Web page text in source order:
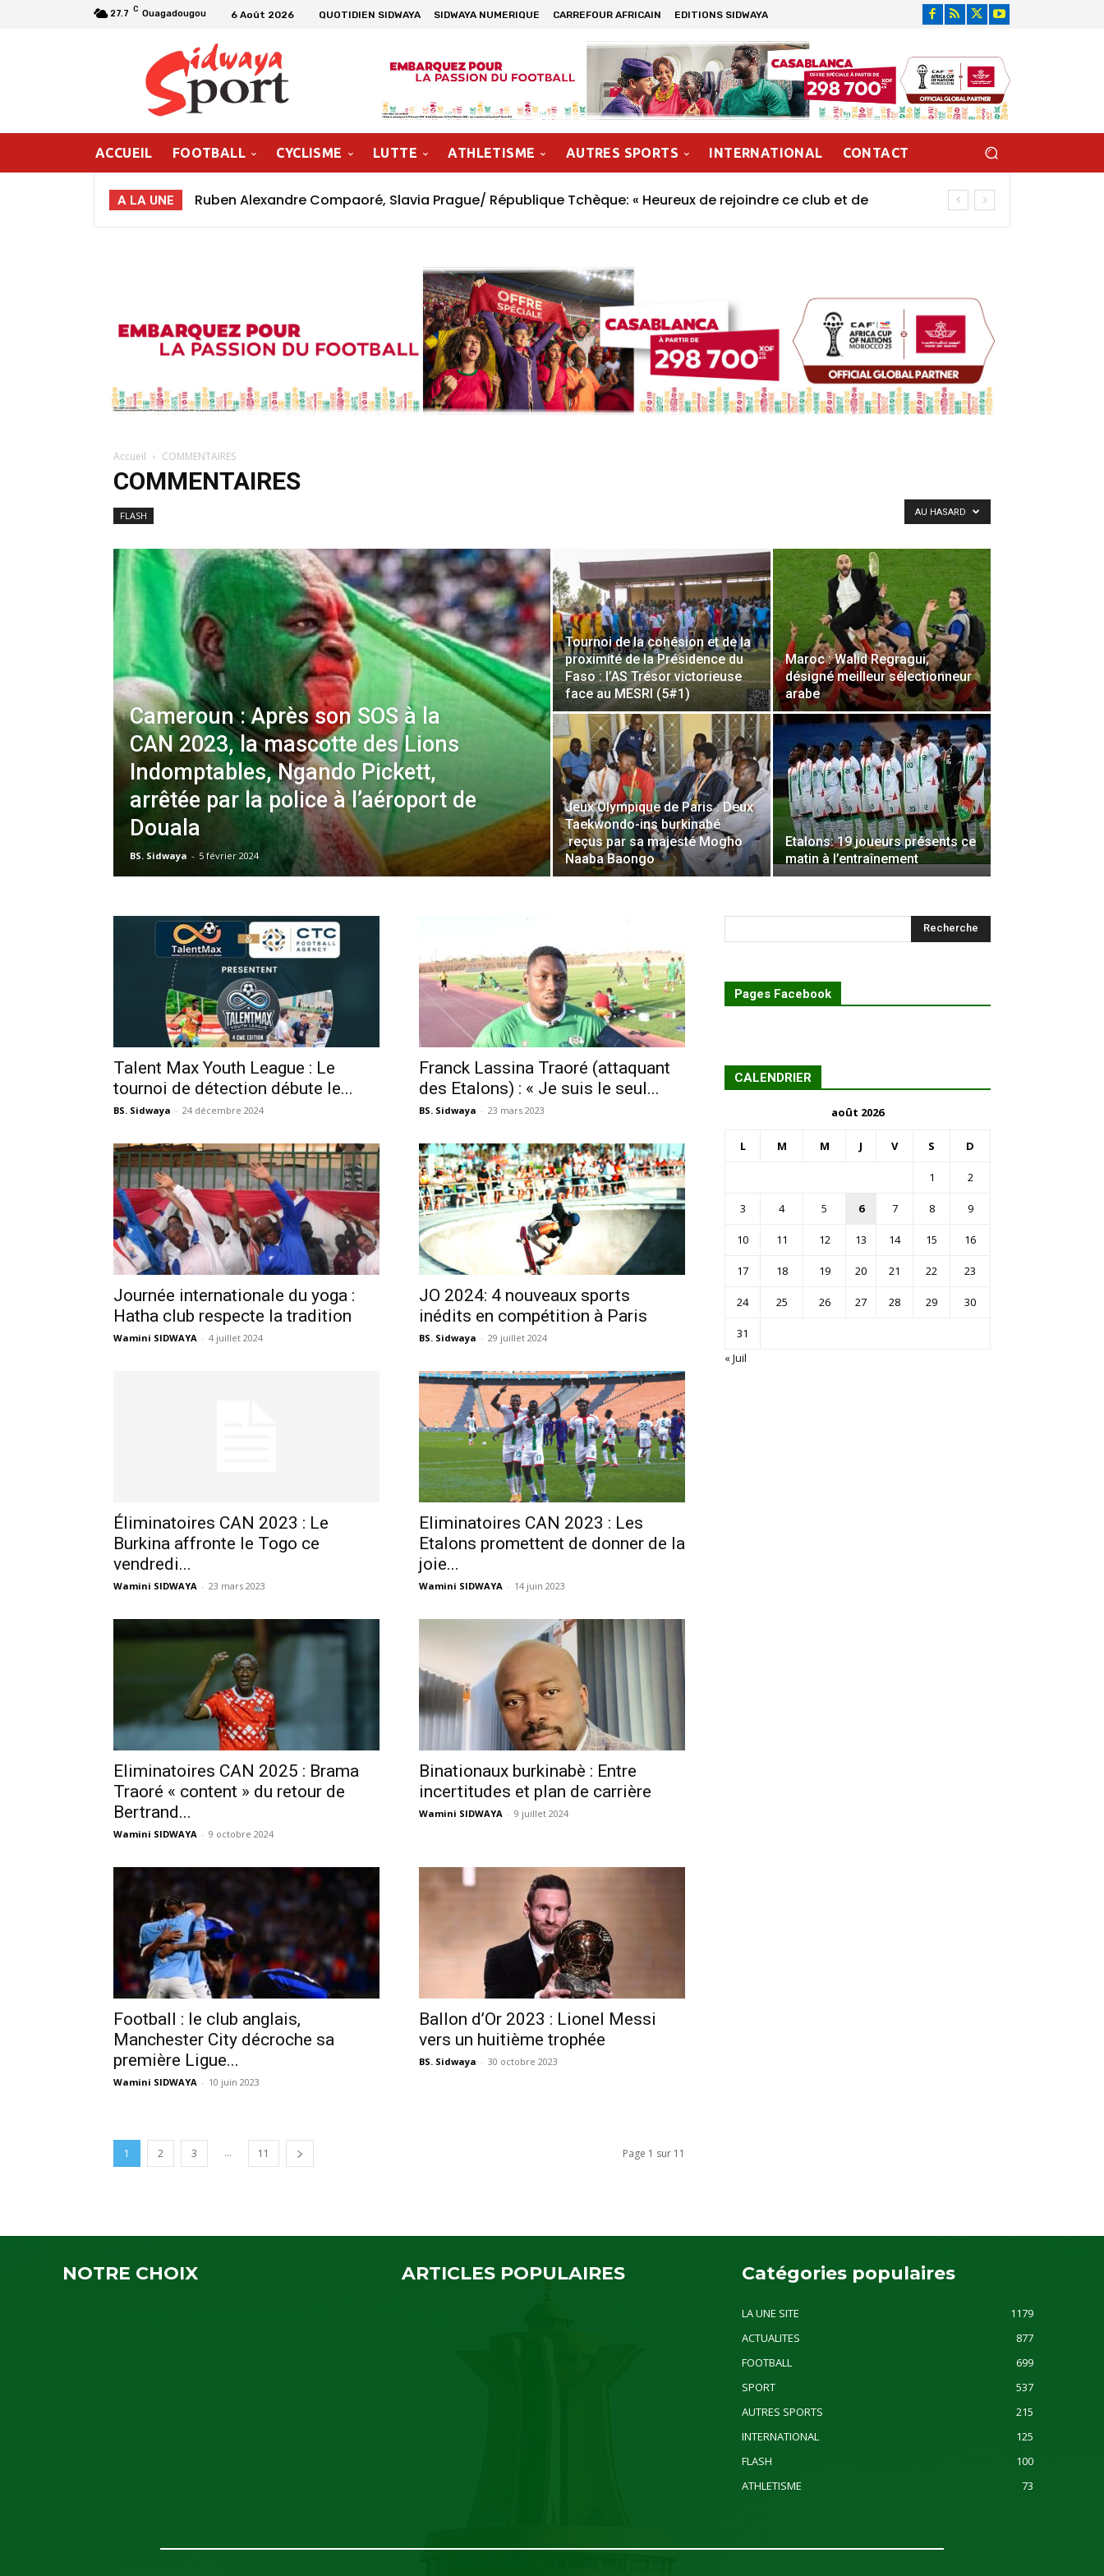
27.7 C Ouagadougou 6 Août 2026 QUOTIDIEN SIDWAYA SIDWAYA NUMERIQUE CARREFOUR AFRICAIN EDITIONS SIDWAYA
ACCUEIL FOOTBALL CYCLISME LUTTE ATHLETISME AUTRES SPORTS INTERNATIONAL CONTACT
A LA UNE
Ruben Alexandre Compaoré, Slavia Prague/ République Tchèque: « Heureux de rejoindre ce club et de
Hamed Abel Nikiéma : « Le Percuteur » Symbole de la renaissance de la boxe burkinabè
Accueil COMMENTAIRES
COMMENTAIRES
FLASH AU HASARD
Cameroun : Après son SOS à la
CAN 2023, la mascotte des Lions
Indomptables, Ngando Pickett,
arrêtée par la police à l’aéroport de
Douala
BS. Sidwaya - 5 février 2024
Tournoi de la cohésion et de la
proximité de la Présidence du
Faso : l’AS Trésor victorieuse
face au MESRI (5#1)
Maroc : Walid Regragui,
désigné meilleur sélectionneur
arabe
Jeux Olympique de Paris : Deux
Taekwondo-ins burkinabé
reçus par sa majesté Mogho
Naaba Baongo
Etalons: 19 joueurs présents ce
matin à l’entraînement
Talent Max Youth League : Le
tournoi de détection débute le...
BS. Sidwaya - 24 décembre 2024
Franck Lassina Traoré (attaquant
des Etalons) : « Je suis le seul...
BS. Sidwaya - 23 mars 2023
Journée internationale du yoga :
Hatha club respecte la tradition
Wamini SIDWAYA - 4 juillet 2024
JO 2024: 4 nouveaux sports
inédits en compétition à Paris
BS. Sidwaya - 29 juillet 2024
Éliminatoires CAN 2023 : Le
Burkina affronte le Togo ce
vendredi...
Wamini SIDWAYA - 23 mars 2023
Eliminatoires CAN 2023 : Les
Etalons promettent de donner de la
joie...
Wamini SIDWAYA - 14 juin 2023
Eliminatoires CAN 2025 : Brama
Traoré « content » du retour de
Bertrand...
Wamini SIDWAYA - 9 octobre 2024
Binationaux burkinabè : Entre
incertitudes et plan de carrière
Wamini SIDWAYA - 9 juillet 2024
Football : le club anglais,
Manchester City décroche sa
première Ligue...
Wamini SIDWAYA - 10 juin 2023
Ballon d’Or 2023 : Lionel Messi
vers un huitième trophée
BS. Sidwaya - 30 octobre 2023
1 2 3 ... 11 Page 1 sur 11
Pages Facebook
CALENDRIER
août 2026
L M M J V S D
1 2
3 4 5 6 7 8 9
10 11 12 13 14 15 16
17 18 19 20 21 22 23
24 25 26 27 28 29 30
31
« Juil
NOTRE CHOIX ARTICLES POPULAIRES Catégories populaires
LA UNE SITE
1179
ACTUALITES
877
FOOTBALL
699
SPORT
537
AUTRES SPORTS
215
INTERNATIONAL
125
FLASH
100
ATHLETISME
73